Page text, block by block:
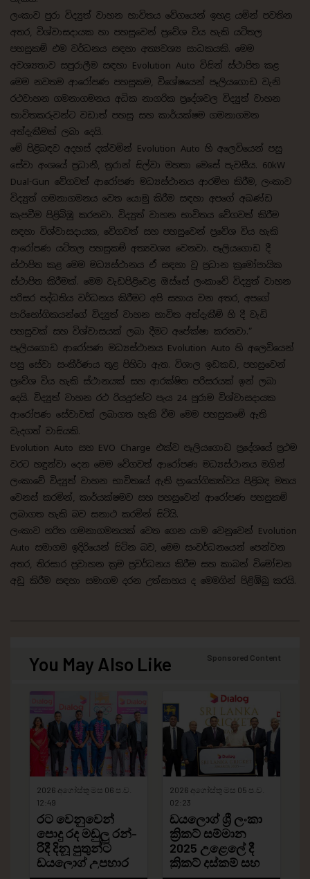
ලංකාව පුරා විද්‍යුත් වාහන භාවිතය වේගයෙන් ඉහළ යමින් පවතින
අතර, විශ්වාසදායක හා පහසුවෙන් ප්‍රවේශ විය හැකි යටිතල
පහසුකම් එම වර්ධනය සඳහා අත්‍යවශ්‍ය සාධකයකි. මෙම
අවශ්‍යතාව සපුරාලීම සඳහා Evolution Auto විසින් ස්ථාපිත කළ
මෙම නවතම ආරෝපණ පහසුකම, විශේෂයෙන් පෑලියගොඩ වැනි
රථවාහන ගමනාගමනය අධික නාගරික ප්‍රදේශවල විද්‍යුත් වාහන
භාවිතකරුවන්ට වඩාත් පහසු සහ කාර්යක්ෂම ගමනාගමන
අත්දැකීමක් ලබා දෙයි.
මේ පිළිබඳව අදහස් දක්වමින් Evolution Auto හි අලෙවියෙන් පසු
සේවා අංශයේ ප්‍රධානී, නුරාන් සිල්වා මහතා මෙසේ පැවසීය. 60kW
Dual-Gun වේගවත් ආරෝපණ මධ්‍යස්ථානය ආරම්භ කිරීම, ලංකාව
විද්‍යුත් ගමනාගමනය වෙත යොමු කිරීම සඳහා අපගේ අඛණ්ඩ
කැපවීම පිළිබිඹු කරනවා. විද්‍යුත් වාහන භාවිතය වේගවත් කිරීම
සඳහා විශ්වාසදායක, වේගවත් සහ පහසුවෙන් ප්‍රවේශ විය හැකි
ආරෝපණ යටිතල පහසුකම් අත්‍යවශ්‍ය වෙනවා. පෑලියගොඩ දී
ස්ථාපිත කළ මෙම මධ්‍යස්ථානය ඒ සඳහා වූ ප්‍රධාන ක්‍රමෝපායික
ස්ථාපිත කිරීමක්. මෙම වැඩපිළිවෙළ ඔස්සේ ලංකාවේ විද්‍යුත් වාහන
පරිසර පද්ධතිය වර්ධනය කිරීමට අපි සහාය වන අතර, අපගේ
පාරිභෝගිකයන්ගේ විද්‍යුත් වාහන භාවිත අත්දැකීම් හි දී වැඩි
පහසුවක් සහ විශ්වාසයක් ලබා දීමට අපේක්ෂා කරනවා.”
පෑලියගොඩ ආරෝපණ මධ්‍යස්ථානය Evolution Auto හි අලෙවියෙන්
පසු සේවා සංකීර්ණය තුළ පිහිටා ඇත. විශාල ඉඩකඩ, පහසුවෙන්
ප්‍රවේශ විය හැකි ස්ථානයක් සහ ආරක්ෂිත පරිසරයක් ඉන් ලබා
දෙයි. විද්‍යුත් වාහන රථ රියදුරන්ට පැය 24 පුරාම විශ්වාසදායක
ආරෝපණ සේවාවක් ලබාගත හැකි වීම මෙම පහසුකමේ ඇති
වැදගත් වාසියකි.
Evolution Auto සහ EVO Charge එක්ව පෑලියගොඩ ප්‍රදේශයේ ප්‍රථම
වරට හඳුන්වා දෙන මෙම වේගවත් ආරෝපණ මධ්‍යස්ථානය මගින්
ලංකාවේ විද්‍යුත් වාහන භාවිතයේ ඇති ප්‍රායෝගිකත්වය පිළිබඳ මතය
වෙනස් කරමින්, කාර්යක්ෂමව සහ පහසුවෙන් ආරෝපණ පහසුකම්
ලබාගත හැකි බව සනාථ කරමින් සිටියි.
ලංකාව හරිත ගමනාගමනයක් වෙත ගෙන යාම වෙනුවෙන් Evolution
Auto සමාගම ඉදිරියෙන් සිටින බව, මෙම සංවර්ධනයෙන් පෙන්වන
අතර, තිරසාර ප්‍රවාහන ක්‍රම ප්‍රවර්ධනය කිරීම සහ කාබන් විමෝචන
අඩු කිරීම සඳහා සමාගම දරන උත්සාහය ද මෙමගින් පිළිඹිබු කරයි.